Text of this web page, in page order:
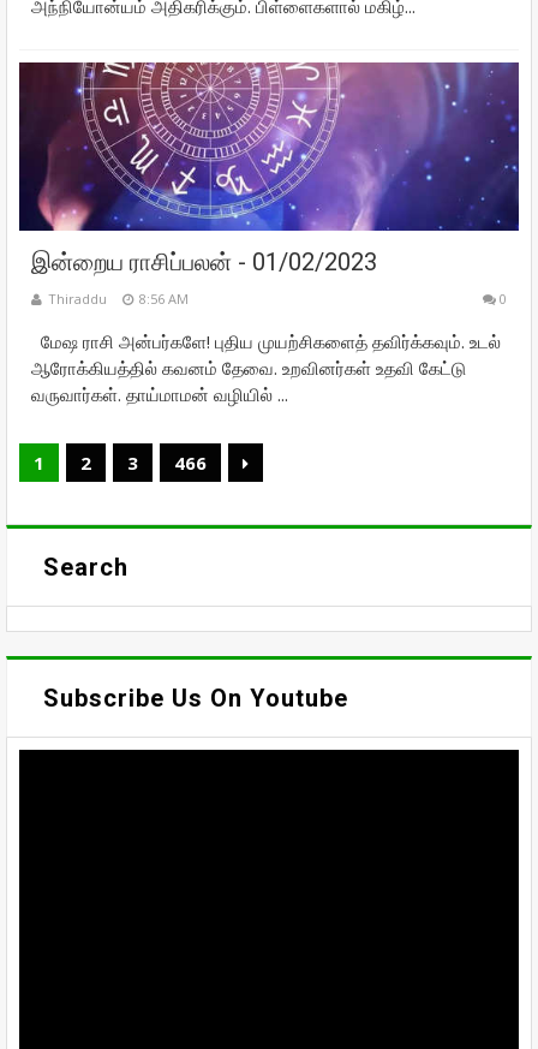
அந்நியோன்யம் அதிகரிக்கும். பிள்ளைகளால் மகிழ்...
இன்றைய ராசிப்பலன் - 01/02/2023
Thiraddu 8:56 AM 0
மேஷ ராசி அன்பர்களே! புதிய முயற்சிகளைத் தவிர்க்கவும். உடல்
ஆரோக்கியத்தில் கவனம் தேவை. உறவினர்கள் உதவி கேட்டு
வருவார்கள். தாய்மாமன் வழியில் ...
1 2 3 466
Search
Subscribe Us On Youtube